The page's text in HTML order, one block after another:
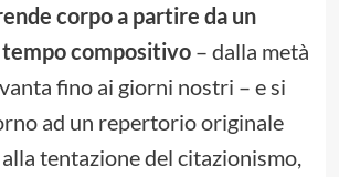
corpo a partire da un
tempo compositivo– dalla metà
fino ai giorni nostri – e si
ad un repertorio originale
tentazione del citazionismo,